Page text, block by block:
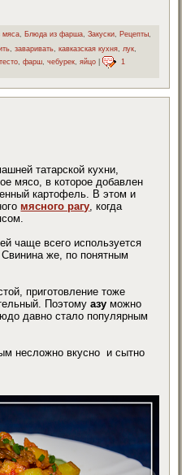
мяса Блюда из фарша ,Закуски Рецепты
,заваривать ,кавказская кухня лук
тесто,фарш,чебурек,яйцо |
1
татарской кухни,
мясо, в которое добавлен
картофель. В этом и
мясного рагу , когда
чаще всего используется
Свинина же, по понятным
приготовление тоже
Поэтомуазу можно
давно стало популярным
несложно вкусно и сытно